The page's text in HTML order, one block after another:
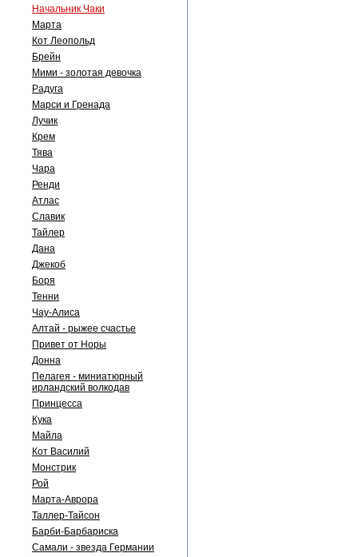
Начальник Чаки
Марта
Кот Леопольд
Брейн
Мими - золотая девочка
Радуга
Марси и Гренада
Лучик
Крем
Тява
Чара
Ренди
Атлас
Славик
Тайлер
Дана
Джекоб
Боря
Тенни
Чау-Алиса
Алтай - рыжее счастье
Привет от Норы
Донна
Пелагея - миниатюрный
ирландский волкодав
Принцесса
Кука
Майла
Кот Василий
Монстрик
Рой
Марта-Аврора
Таллер-Тайсон
Барби-Барбариска
Самали - звезда Германии